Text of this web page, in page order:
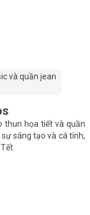
và quần jean
thun họa tiết và quần
sáng tạo và cá tính,